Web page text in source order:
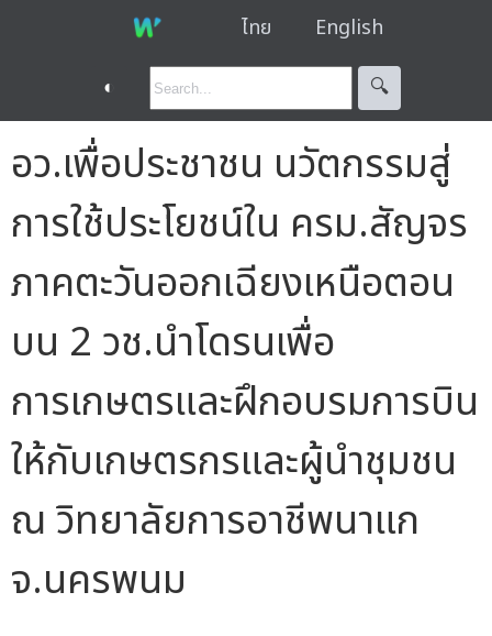
ไทย English
◐ 🔍︎
อว.เพื่อประชาชน นวัตกรรมสู่
การใช้ประโยชน์ใน ครม.สัญจร
ภาคตะวันออกเฉียงเหนือตอน
บน 2 วช.นำโดรนเพื่อ
การเกษตรและฝึกอบรมการบิน
ให้กับเกษตรกรและผู้นำชุมชน
ณ วิทยาลัยการอาชีพนาแก
จ.นครพนม